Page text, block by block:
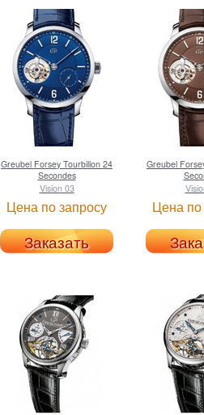
Greubel Forsey Tourbillon 24
Secondes
Vision 03
Цена по запросу
Заказать
Greubel
Цена по